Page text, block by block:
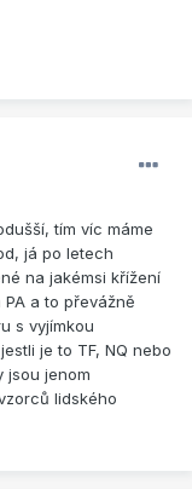
tím víc máme
já po letech
na jakémsi křížení
a to převážně
s vyjímkou
je to TF, NQ nebo
jsou jenom
lidského